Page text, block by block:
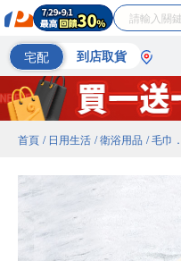
宅配 到店取貨
首頁 / 日用生活 / 衛浴用品 / 毛巾